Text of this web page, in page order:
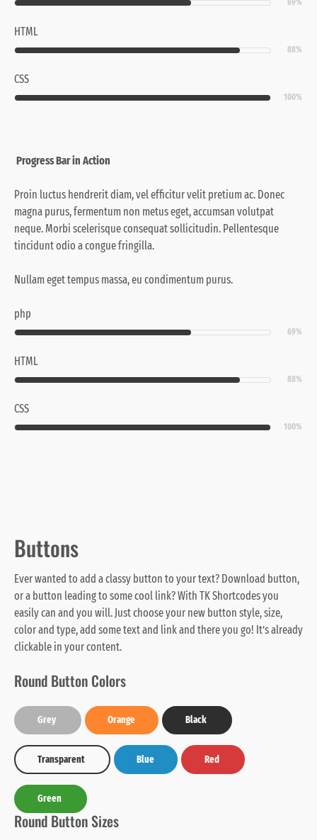
69%
HTML
88%
CSS
100%
Progress Bar in Action
Proin luctus hendrerit diam, vel efficitur velit pretium ac. Donec
magna purus, fermentum non metus eget, accumsan volutpat
neque. Morbi scelerisque consequat sollicitudin. Pellentesque
tincidunt odio a congue fringilla.
Nullam eget tempus massa, eu condimentum purus.
php
69%
HTML
88%
CSS
100%
Buttons
Ever wanted to add a classy button to your text? Download button,
or a button leading to some cool link? With TK Shortcodes you
easily can and you will. Just choose your new button style, size,
color and type, add some text and link and there you go! It’s already
clickable in your content.
Round Button Colors
Grey Orange Black
Transparent Blue Red
Green
Round Button Sizes